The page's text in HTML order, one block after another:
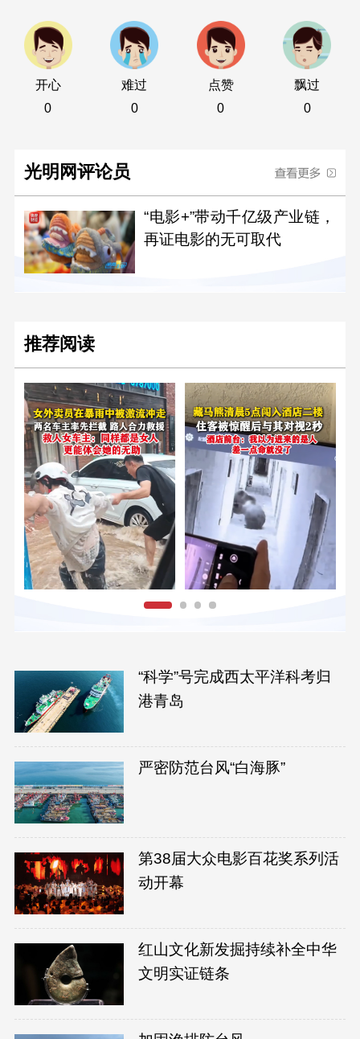
开心
0
难过
0
点赞
0
飘过
0
光明网评论员
“电影+”带动千亿级产业链，
再证电影的无可取代
推荐阅读
“科学”号完成西太平洋科考归
港青岛
严密防范台风“白海豚”
第38届大众电影百花奖系列活
动开幕
红山文化新发掘持续补全中华
文明实证链条